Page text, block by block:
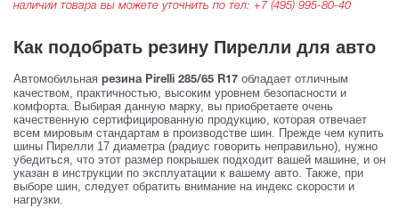
наличии товара вы можете уточнить по тел: +7 (495) 995-80-40
Как подобрать резину Пирелли для авто
Автомобильная резина Pirelli 285/65 R17 обладает отличным
качеством, практичностью, высоким уровнем безопасности и
комфорта. Выбирая данную марку, вы приобретаете очень
качественную сертифицированную продукцию, которая отвечает
всем мировым стандартам в производстве шин. Прежде чем купить
шины Пирелли 17 диаметра (радиус говорить неправильно), нужно
убедиться, что этот размер покрышек подходит вашей машине, и он
указан в инструкции по эксплуатации к вашему авто. Также, при
выборе шин, следует обратить внимание на индекс скорости и
нагрузки.